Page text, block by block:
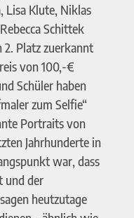
Lisa Klute, Niklas
Schittek
2. Platz zuerkannt
von 100,-€
Schüler haben
zum Selfie“
Portraits von
Jahrhunderte in
war, dass
und der
heutzutage